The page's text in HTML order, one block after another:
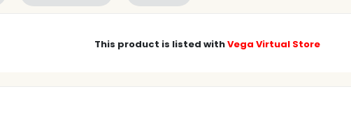
This product is listed withVega Virtual Store